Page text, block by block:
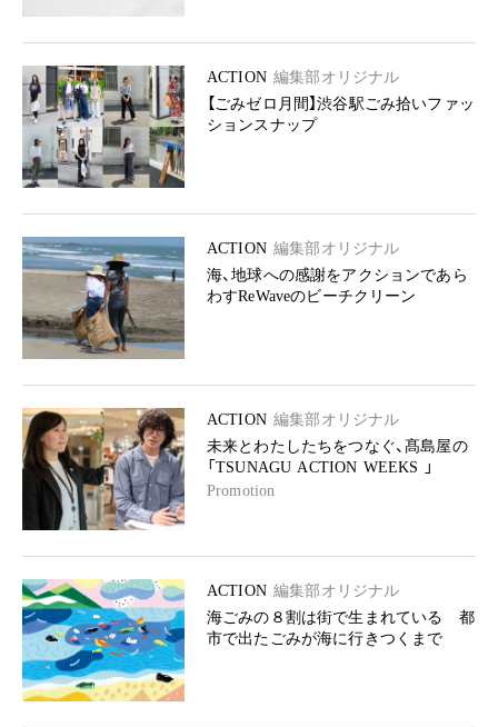
ACTION 編集部オリジナル
【ごみゼロ月間】渋谷駅ごみ拾いファッ
ションスナップ
ACTION 編集部オリジナル
海、地球への感謝をアクションであら
わすReWaveのビーチクリーン
ACTION 編集部オリジナル
未来とわたしたちをつなぐ、髙島屋の
「TSUNAGU ACTION WEEKS 」
Promotion
ACTION 編集部オリジナル
海ごみの８割は街で生まれている 都
市で出たごみが海に行きつくまで